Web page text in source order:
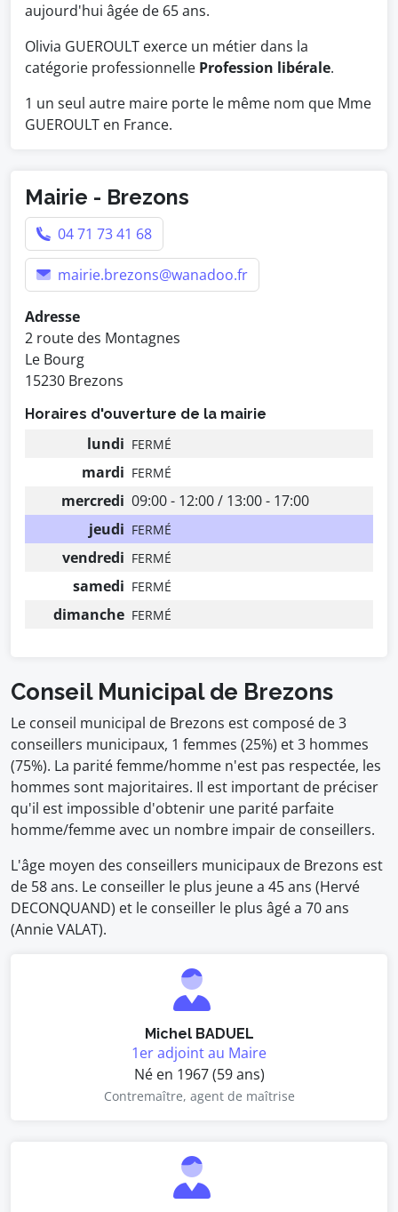
aujourd'hui âgée de 65 ans.
Olivia GUEROULT exerce un métier dans la
catégorie professionnelle Profession libérale.
1 un seul autre maire porte le même nom que Mme
GUEROULT en France.
Mairie - Brezons
04 71 73 41 68
mairie.brezons@wanadoo.fr
Adresse
2 route des Montagnes
Le Bourg
15230 Brezons
Horaires d'ouverture de la mairie
lundi FERMÉ
mardi FERMÉ
mercredi 09:00 - 12:00 / 13:00 - 17:00
jeudi FERMÉ
vendredi FERMÉ
samedi FERMÉ
dimanche FERMÉ
Conseil Municipal de Brezons
Le conseil municipal de Brezons est composé de 3
conseillers municipaux, 1 femmes (25%) et 3 hommes
(75%). La parité femme/homme n'est pas respectée, les
hommes sont majoritaires. Il est important de préciser
qu'il est impossible d'obtenir une parité parfaite
homme/femme avec un nombre impair de conseillers.
L'âge moyen des conseillers municipaux de Brezons est
de 58 ans. Le conseiller le plus jeune a 45 ans (Hervé
DECONQUAND) et le conseiller le plus âgé a 70 ans
(Annie VALAT).
Michel BADUEL
1er adjoint au Maire
Né en 1967 (59 ans)
Contremaître, agent de maîtrise